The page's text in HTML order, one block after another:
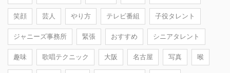
笑顔 芸人 やり方 テレビ番組 子役タレント
ジャニーズ事務所 緊張 おすすめ シニアタレント
趣味 歌唱テクニック 大阪 名古屋 写真 喉